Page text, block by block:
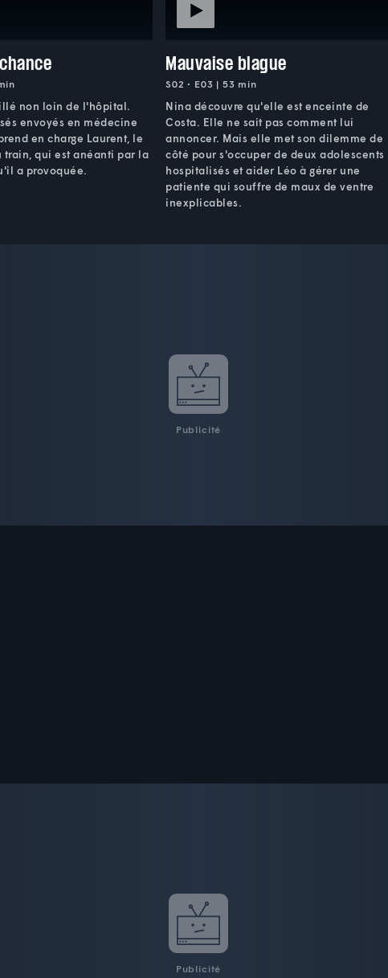
non loin de l'hôpital.
envoyés en médecine
en charge Laurent, le
train, qui est anéanti par la
a provoquée.
Mauvaise blague
S02 • E03 | 53 min
Nina découvre qu'elle est enceinte de
Costa. Elle ne sait pas comment lui
annoncer. Mais elle met son dilemme de
côté pour s'occuper de deux adolescents
hospitalisés et aider Léo à gérer une
patiente qui souffre de maux de ventre
inexplicables.
Publicité
Publicité